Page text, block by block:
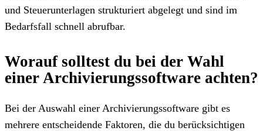
und Steuerunterlagen strukturiert abgelegt und sind im
Bedarfsfall schnell abrufbar.
Worauf solltest du bei der Wahl
einer Archivierungssoftware achten?
Bei der Auswahl einer Archivierungssoftware gibt es
mehrere entscheidende Faktoren, die du berücksichtigen